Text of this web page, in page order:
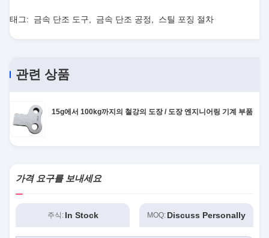
fantastic once you dial in the IPD correctly. The
taking the time to set it up properly!""The Pico 4's
finding that sweet spot makes all the difference.
recommend taking the time to set it up
once you dial in the IPD correctly. The manual
makes all the difference. No more eye strain
during long sessions. Highly r
태그: 금속 단조 도구 금속 단조 공정 스틸 포징 절차
관련 상품
15g에서 100kg까지의 철강의 도장 / 도장 엔지니어링 기계 부품
가격 요구를 보내세요
주식: In Stock MOQ: Discuss Personally